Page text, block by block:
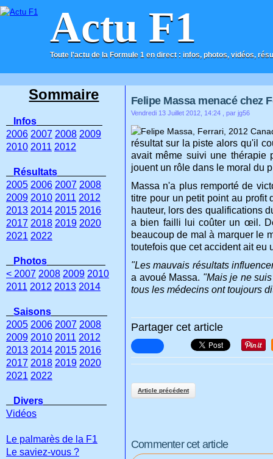
Actu F1
Toute l'actu de la Formule 1 en direct : infos, photos, vidéos,
ACCUEIL CONTACT
Felipe Massa menacé chez
Vendredi 13 Juillet 2012, 14:24 , par jg56
résultat sur la piste alors qu'il
avait même suivi une thérapie
jouent un rôle dans le moral du
Massa n'a plus remporté de
titre pour un petit point au profit
hauteur, lors des qualifications
a bien failli lui coûter un œil.
beaucoup de mal à marquer le
toutefois que cet accident ait eu
"Les mauvais résultats
a avoué Massa. "Mais je ne
tous les médecins ont toujours
Partager cet article
Article précédent
Commenter cet article
Sommaire
Infos
2006 2007 2008 2009
2010 2011 2012
Résultats
2005 2006 2007 2008
2009 2010 2011 2012
2013 2014 2015 2016
2017 2018 2019 2020
2021 2022
Photos
< 2007 2008 2009 2010
2011 2012 2013 2014
Saisons
2005 2006 2007 2008
2009 2010 2011 2012
2013 2014 2015 2016
2017 2018 2019 2020
2021 2022
Divers
Vidéos
Le palmarès de la F1
Le saviez-vous ?